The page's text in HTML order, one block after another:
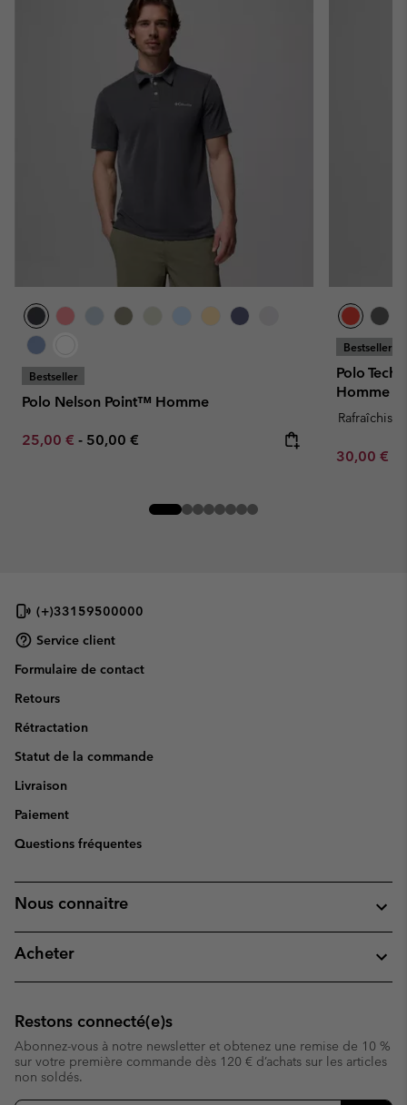
Bestseller
Polo Nelson Point™ Homme
Minimum sale price:
25,00 € - Maximum price:
50,00 €
Bestseller
Polo
Homme
Minimum
30,00 €
(+)33159500000
Service client
Formulaire de contact
Retours
Rétractation
Statut de la commande
Livraison
Paiement
Questions fréquentes
Nous connaitre
Acheter
Restons connecté(e)s
Abonnez-vous à notre newsletter et obtenez une remise de 10 %
sur votre première commande dès 120 € d’achats sur les articles
non soldés.